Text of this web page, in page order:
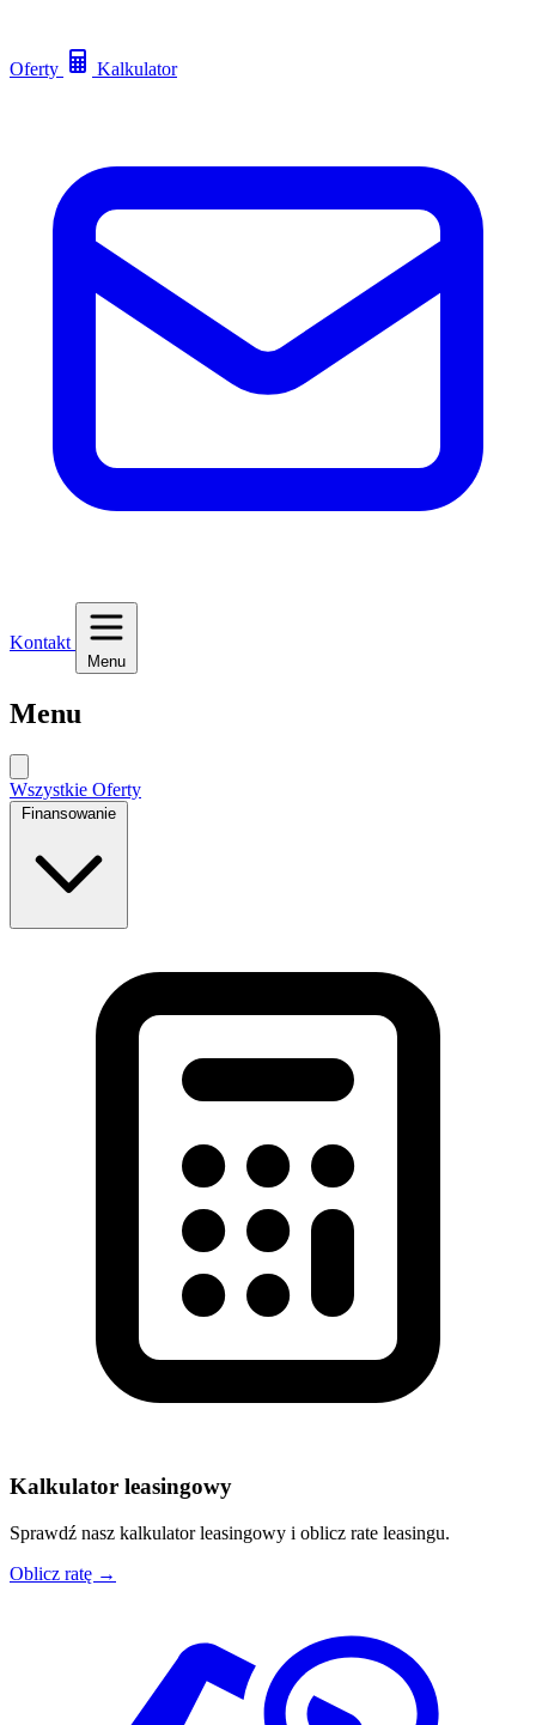
Oferty Kalkulator
Kontakt
Menu
Menu
Wszystkie Oferty
Finansowanie
Kalkulator leasingowy
Sprawdź nasz kalkulator leasingowy i oblicz rate leasingu.
Oblicz ratę →